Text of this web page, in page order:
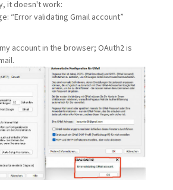
it doesn't work:
“Error validating Gmail account”
account in the browser; OAuth2 is